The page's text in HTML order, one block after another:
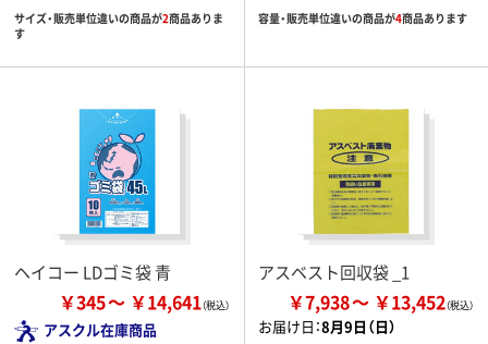
サイズ・販売単位違いの商品が2商品ありま
す
容量・販売単位違いの商品が4商品あります
ヘイコー LDゴミ袋 青
￥345 ￥14,641
アスクル在庫商品
アスベスト回収袋 _1
￥7,938 ￥13,452
お届け日：8月9日（日）